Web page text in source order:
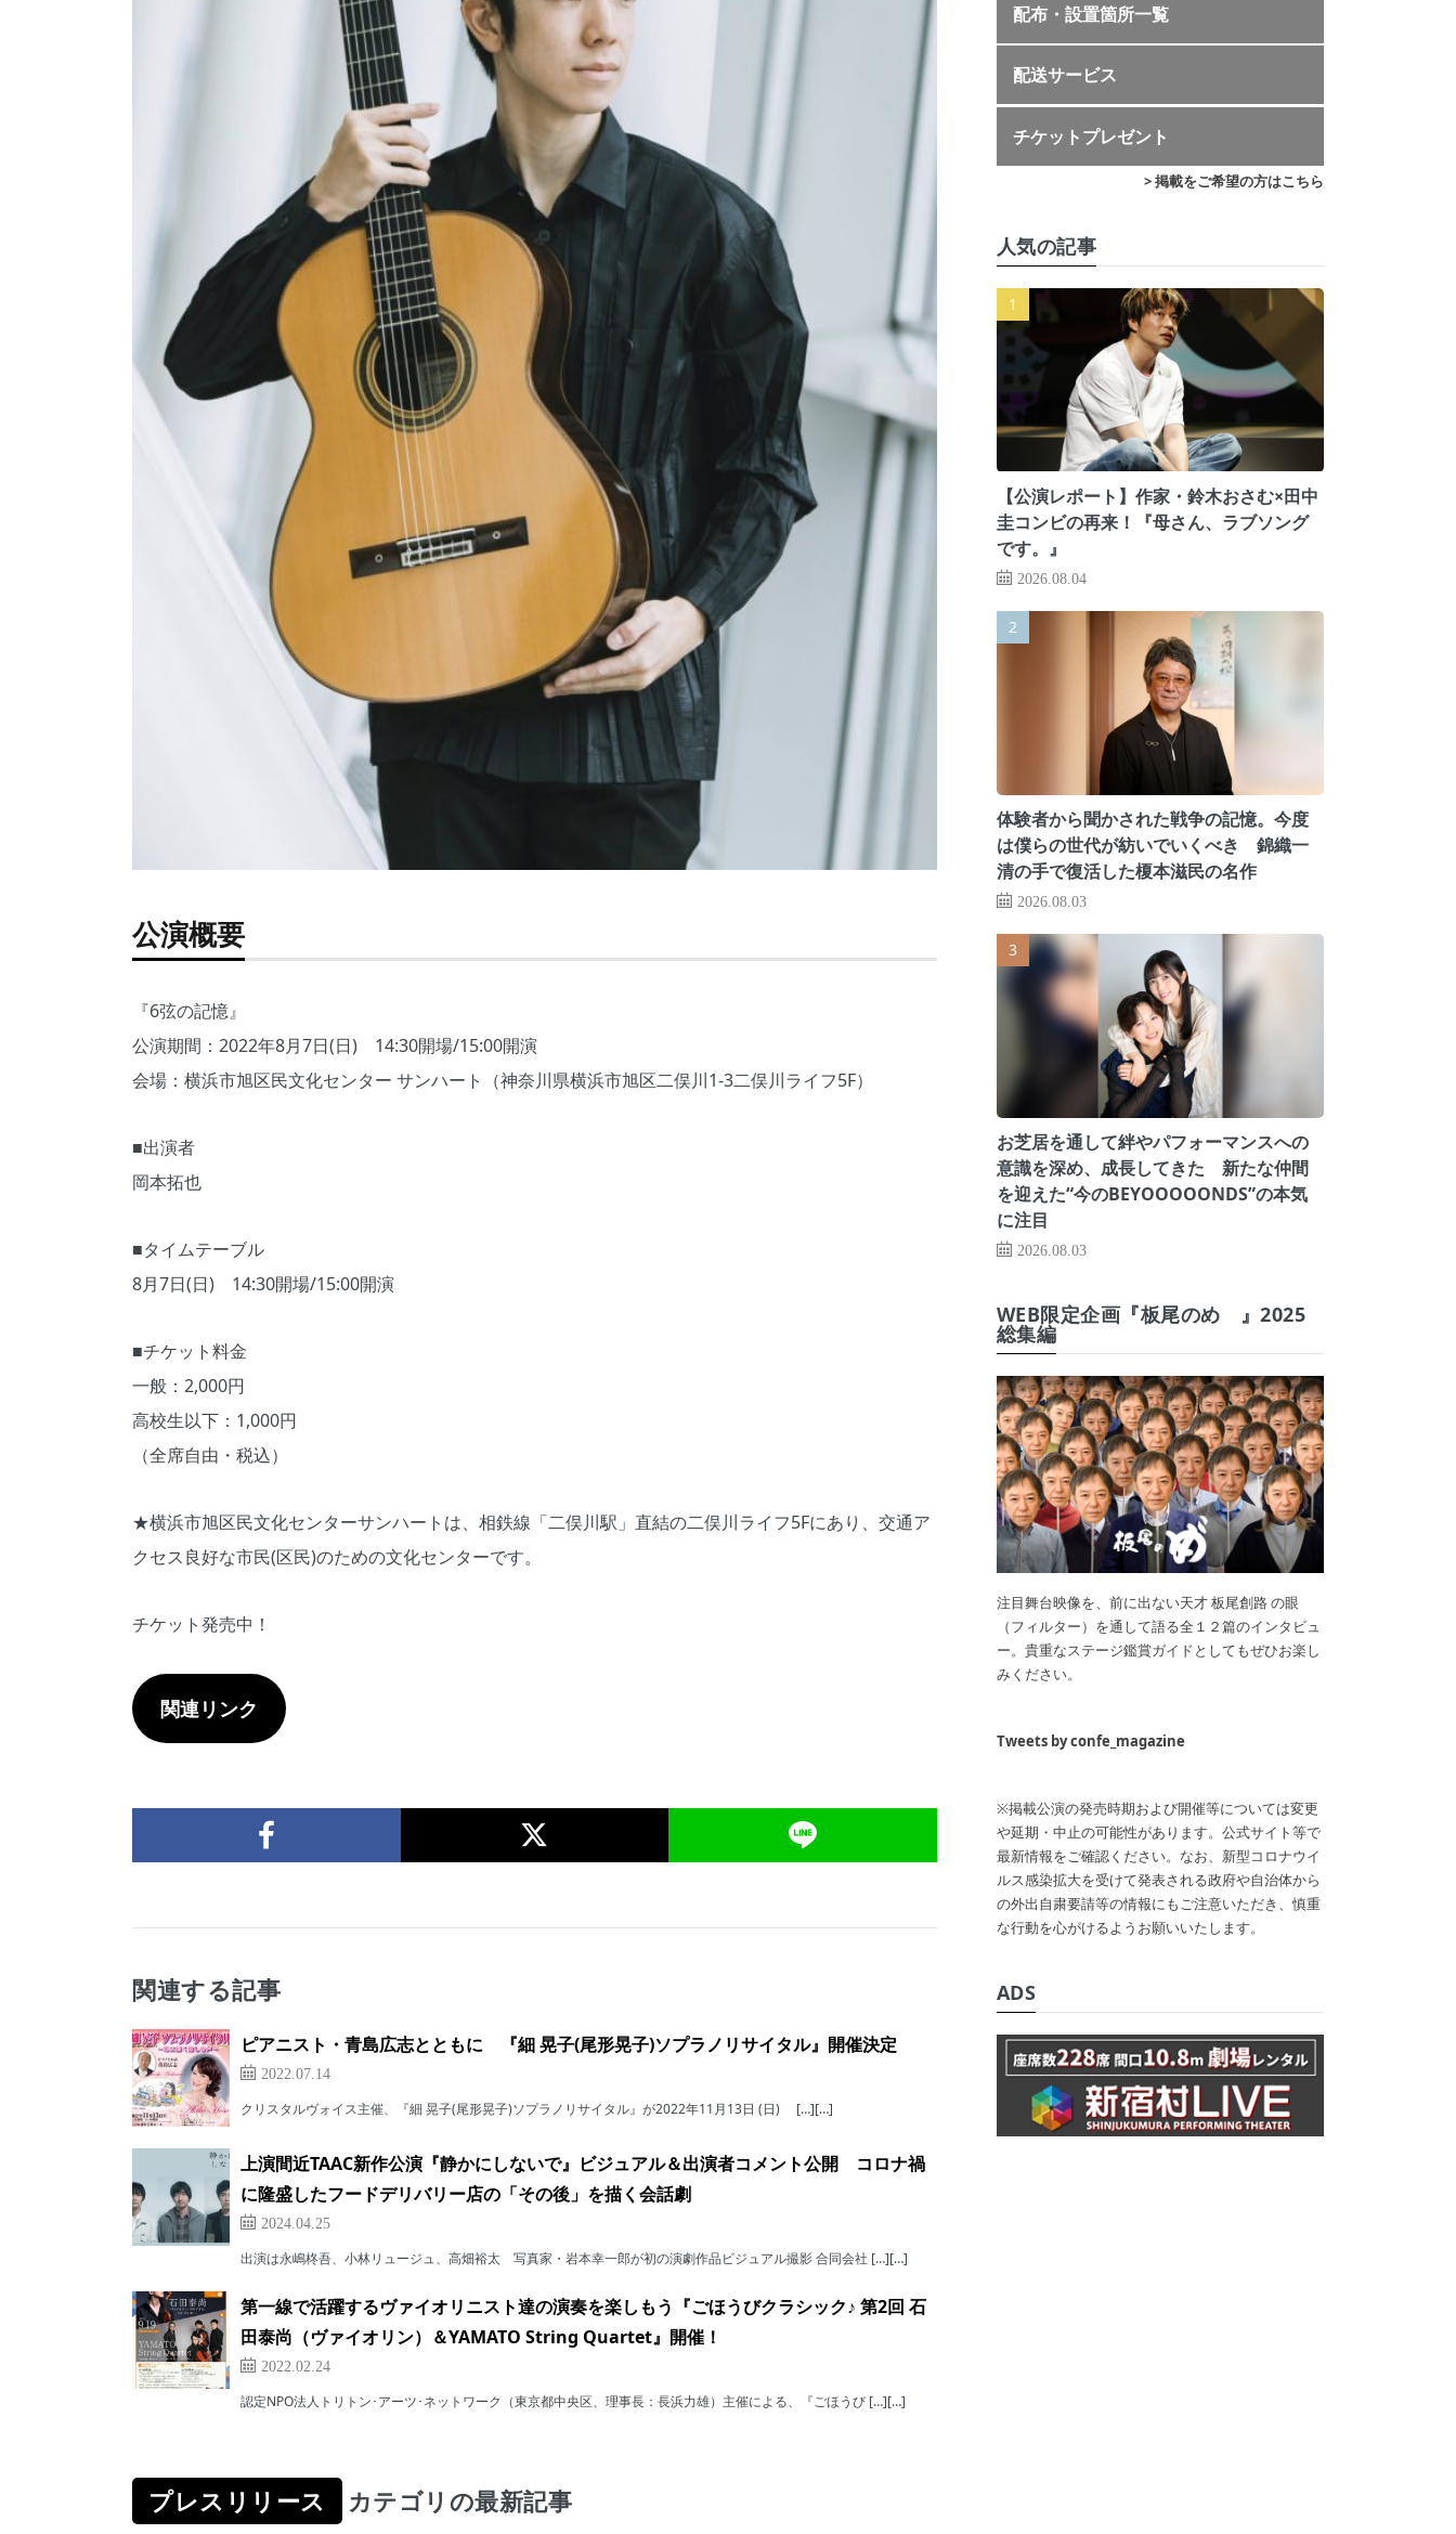
公演概要
『6弦の記憶』
公演期間：2022年8月7日(日) 14:30開場/15:00開演
会場：横浜市旭区民文化センター サンハート（神奈川県横浜市旭区二俣川1-3二俣川ライフ5F）
■出演者
岡本拓也
■タイムテーブル
8月7日(日) 14:30開場/15:00開演
■チケット料金
一般：2,000円
高校生以下：1,000円
（全席自由・税込）
★横浜市旭区民文化センターサンハートは、相鉄線「二俣川駅」直結の二俣川ライフ5Fにあり、交通ア
クセス良好な市民(区民)のための文化センターです。
チケット発売中！
関連リンク
関連する記事
ピアニスト・青島広志とともに 『細 晃子(尾形晃子)ソプラノリサイタル』開催決定
2022.07.14
クリスタルヴォイス主催、『細 晃子(尾形晃子)ソプラノリサイタル』が2022年11月13日 (日) […][…]
上演間近TAAC新作公演『静かにしないで』ビジュアル＆出演者コメント公開 コロナ禍
に隆盛したフードデリバリー店の「その後」を描く会話劇
2024.04.25
出演は永嶋柊吾、小林リュージュ、高畑裕太 写真家・岩本幸一郎が初の演劇作品ビジュアル撮影 合同会社 […][…]
第一線で活躍するヴァイオリニスト達の演奏を楽しもう『ごほうびクラシック♪ 第2回 石
田泰尚（ヴァイオリン）＆YAMATO String Quartet』開催！
2022.02.24
認定NPO法⼈トリトン･アーツ･ネットワーク（東京都中央区、理事⻑：⻑浜⼒雄）主催による、『ごほうび […][…]
配布・設置箇所一覧
配送サービス
チケットプレゼント
> 掲載をご希望の方はこちら
人気の記事
【公演レポート】作家・鈴木おさむ×田中
圭コンビの再来！『母さん、ラブソング
です。』
2026.08.04
体験者から聞かされた戦争の記憶。今度
は僕らの世代が紡いでいくべき 錦織一
清の手で復活した榎本滋民の名作
2026.08.03
お芝居を通して絆やパフォーマンスへの
意識を深め、成長してきた 新たな仲間
を迎えた“今のBEYOOOOONDS”の本気
に注目
2026.08.03
WEB限定企画『板尾のめ゙』2025
総集編
注目舞台映像を、前に出ない天才 板尾創路 の眼
（フィルター）を通して語る全１２篇のインタビュ
ー。貴重なステージ鑑賞ガイドとしてもぜひお楽し
みください。
Tweets by confe_magazine
※掲載公演の発売時期および開催等については変更
や延期・中止の可能性があります。公式サイト等で
最新情報をご確認ください。なお、新型コロナウイ
ルス感染拡大を受けて発表される政府や自治体から
の外出自粛要請等の情報にもご注意いただき、慎重
な行動を心がけるようお願いいたします。
ADS
プレスリリース カテゴリの最新記事